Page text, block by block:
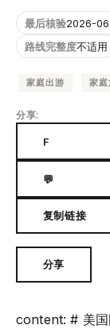
最后核验2026-
路线完整度不适用
家庭出游 家庭
分享:
F
💬
复制链接
分享
content: # 美国